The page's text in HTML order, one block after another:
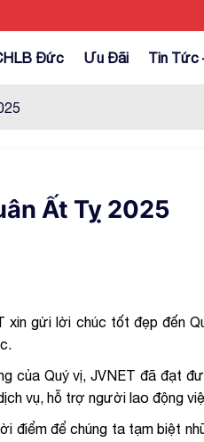
Đức Ưu Đãi Tin Tức
Ất Tỵ 2025
xin gửi lời chúc tốt đẹp đến
của Quý vị, JVNET đã đạt
vụ, hỗ trợ người lao động
điểm để chúng ta tạm biệt